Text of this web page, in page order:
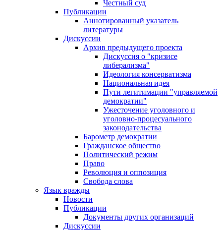
Честный суд
Публикации
Аннотированный указатель
литературы
Дискуссии
Архив предыдущего проекта
Дискуссия о "кризисе
либерализма"
Идеология консерватизма
Национальная идея
Пути легитимации "управляемой
демократии"
Ужесточение уголовного и
уголовно-процесуального
законодательства
Барометр демократии
Гражданское общество
Политический режим
Право
Революция и оппозиция
Свобода слова
Язык вражды
Новости
Публикации
Документы других организаций
Дискуссии